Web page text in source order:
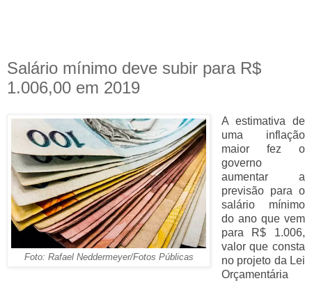
Salário mínimo deve subir para R$
1.006,00 em 2019
Foto: Rafael Neddermeyer/Fotos Públicas
A estimativa de
uma inflação
maior fez o
governo
aumentar a
previsão para o
salário mínimo
do ano que vem
para R$ 1.006,
valor que consta
no projeto da Lei
Orçamentária